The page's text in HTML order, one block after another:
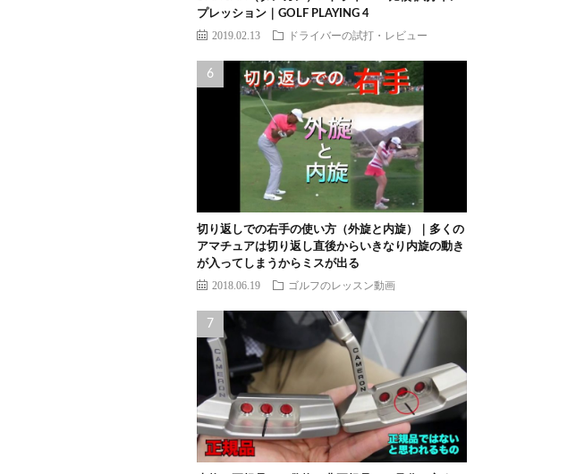
プレッション｜GOLF PLAYING 4
2019.02.13 ドライバーの試打・レビュー
切り返しでの右手の使い方（外旋と内旋）｜多くの
アマチュアは切り返し直後からいきなり内旋の動き
が入ってしまうからミスが出る
2018.06.19 ゴルフのレッスン動画